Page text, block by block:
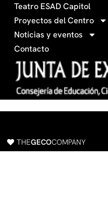
f
a
c
b
o
o
k
Teatro ESAD Capitol
Proyectos del Centro
Noticias y eventos
Contacto
THEGECOCOMPANY